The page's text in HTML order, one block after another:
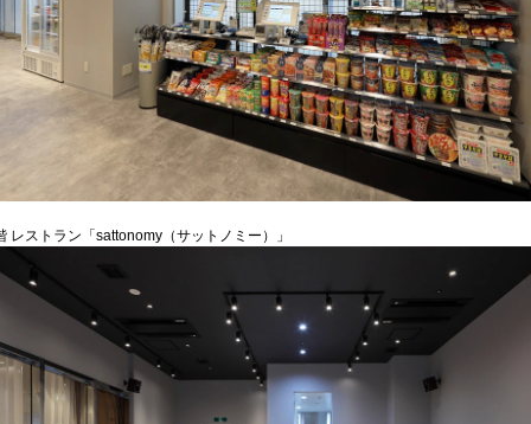
レストラン「sattonomy（サットノミー）」